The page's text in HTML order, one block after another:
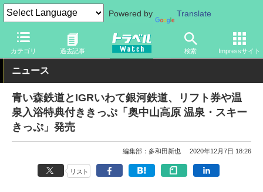
Powered by Translate
カテゴリ 過去記事 検索 Impressサイト
トラベル Watch 地域 国内旅行 東北
ニュース
青い森鉄道とIGRいわて銀河鉄道、リフト券や温
泉入浴特典付ききっぷ「奥中山高原 温泉・スキー
きっぷ」発売
編集部：多和田新也 2020年12月7日 18:26
リスト